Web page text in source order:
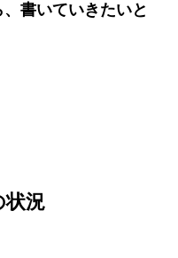
書いていきたいと
状況